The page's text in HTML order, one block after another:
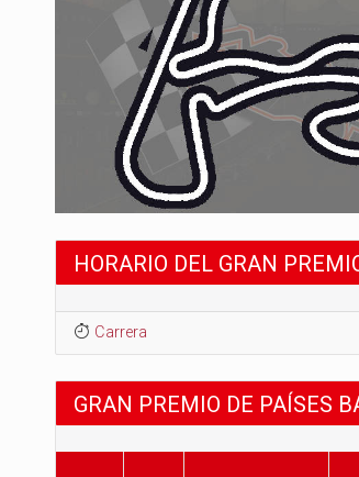
HORARIO DEL GRAN
Carrera
GRAN PREMIO DE PAÍSES